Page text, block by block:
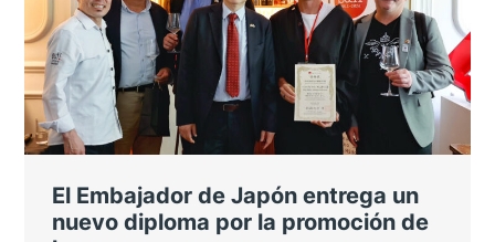
El Embajador de Japón entrega un
nuevo diploma por la promoción de